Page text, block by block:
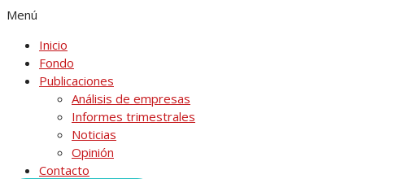
Menú
Inicio
Fondo
Publicaciones
Análisis de empresas
Informes trimestrales
Noticias
Opinión
Contacto